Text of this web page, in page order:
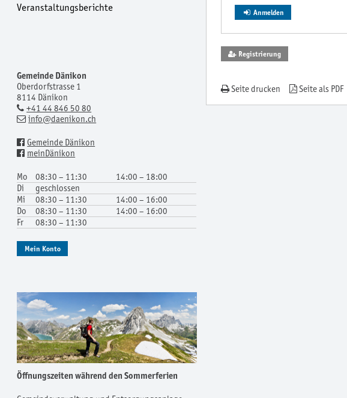
Veranstaltungsberichte
Gemeinde Dänikon
Oberdorfstrasse 1
8114 Dänikon
+41 44 846 50 80
info@daenikon.ch
Gemeinde Dänikon
meinDänikon
Mo 08:30 – 11:30
14:00 – 18:00
Di
geschlossen
Mi
08:30 – 11:30
14:00 – 16:00
Do
08:30 – 11:30
14:00 – 16:00
Fr
08:30 – 11:30
Mein Konto
Öffnungszeiten während den Sommerferien
Anmelden
Registrierung
Seite drucken Seite als PDF